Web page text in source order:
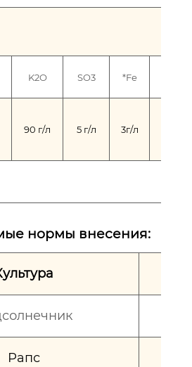
K2O SO3 *Fe
90 г/л 5 г/л 3г/л
нормы внесения:
Рапс